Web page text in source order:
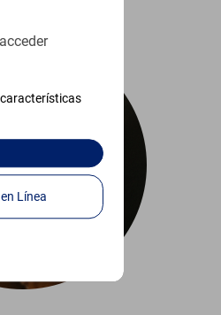
Continúe para entrar en la Banca en Línea